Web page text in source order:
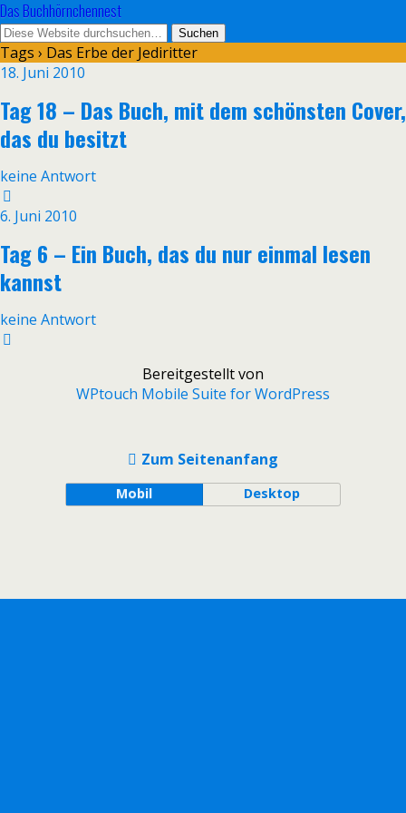
Das Buchhörnchennest
Tags › Das Erbe der Jediritter
18. Juni 2010
Tag 18 – Das Buch, mit dem schönsten Cover,
das du besitzt
keine Antwort
6. Juni 2010
Tag 6 – Ein Buch, das du nur einmal lesen
kannst
keine Antwort
Bereitgestellt von
WPtouch Mobile Suite for WordPress
Zum Seitenanfang
Mobil Desktop